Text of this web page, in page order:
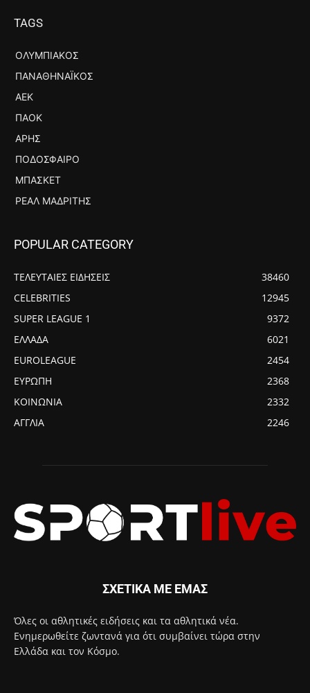
TAGS
ΟΛΥΜΠΙΑΚΌΣ
ΠΑΝΑΘΗΝΑΪΚΌΣ
ΑΕΚ
ΠΑΟΚ
ΆΡΗΣ
ΠΟΔΌΣΦΑΙΡΟ
ΜΠΆΣΚΕΤ
ΡΕΆΛ ΜΑΔΡΊΤΗΣ
POPULAR CATEGORY
ΤΕΛΕΥΤΑΙΕΣ ΕΙΔΗΣΕΙΣ
38460
CELEBRITIES
12945
SUPER LEAGUE 1
9372
ΕΛΛΑΔΑ
6021
EUROLEAGUE
2454
ΕΥΡΩΠΗ
2368
ΚΟΙΝΩΝΙΑ
2332
ΑΓΓΛΙΑ
2246
ΣΧΕΤΙΚΑ ΜΕ ΕΜΑΣ
Όλες οι αθλητικές ειδήσεις και τα αθλητικά νέα.
Ενημερωθείτε ζωντανά για ότι συμβαίνει τώρα στην
Ελλάδα και τον Κόσμο.